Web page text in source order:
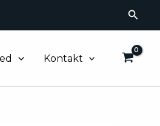
Kontakt